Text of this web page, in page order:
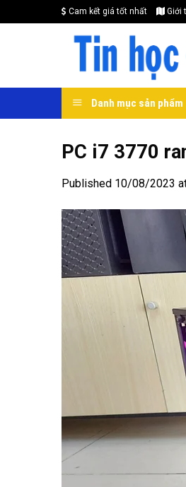
to
Cam kết giá tốt nhất Giới
Danh mục sản phẩm
PC i7 3770
Published 10/08/2023